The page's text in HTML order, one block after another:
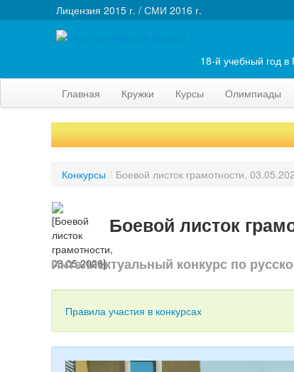
Лицензия 2015 г. / СМИ 2016 г.
18-й учебный год
Главная Кружки Курсы Олимпиады
Конкурсы / Боевой листок грамотности,
Боевой листок
Интеллектуальный конкурс по
Правила участия в конкурсах